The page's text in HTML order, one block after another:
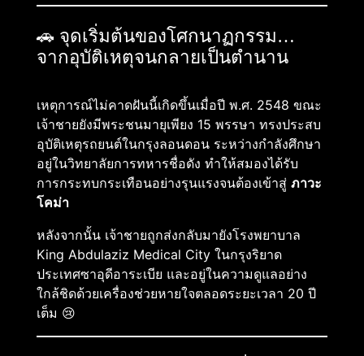
🚗 จุดเริ่มต้นของโศกนาฏกรรม…
จากอุบัติเหตุจนกลายเป็นตำนาน
เหตุการณ์ไม่คาดฝันนี้เกิดขึ้นเมื่อปี พ.ศ. 2548 ขณะ
เจ้าชายยังมีพระชนมายุเพียง 15 พรรษา ทรงประสบ
อุบัติเหตุรถยนต์ในกรุงลอนดอน ระหว่างกำลังศึกษา
อยู่ในวิทยาลัยการทหารชื่อดัง ทำให้สมองได้รับ
การกระทบกระเทือนอย่างรุนแรงจนต้องเข้าสู่ ภาวะ
โคม่า
หลังจากนั้น เจ้าชายถูกส่งกลับมายังโรงพยาบาล
King Abdulaziz Medical City ในกรุงริยาด
ประเทศซาอุดีอาระเบีย และอยู่ในความดูแลอย่าง
ใกล้ชิดด้วยเครื่องช่วยหายใจตลอดระยะเวลา 20 ปี
เต็ม 😢